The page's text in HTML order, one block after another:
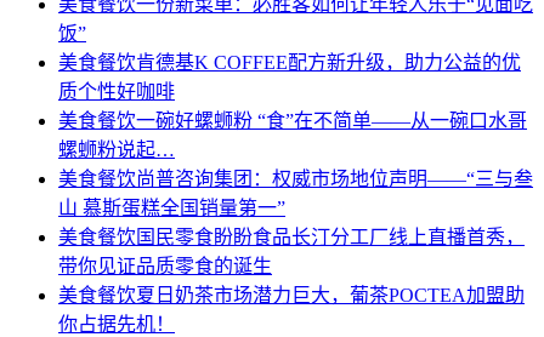
美食餐饮一份新菜单：必胜客如何让年轻人乐于“见面吃
饭”
美食餐饮肯德基K COFFEE配方新升级，助力公益的优
质个性好咖啡
美食餐饮一碗好螺蛳粉 “食”在不简单——从一碗口水哥
螺蛳粉说起…
美食餐饮尚普咨询集团：权威市场地位声明——“三与叁
山 慕斯蛋糕全国销量第一”
美食餐饮 国民零食盼盼食品长汀分工厂线上直播首秀，
带你见证品质零食的诞生
美食餐饮夏日奶茶市场潜力巨大，葡茶POCTEA加盟助
你占据先机！